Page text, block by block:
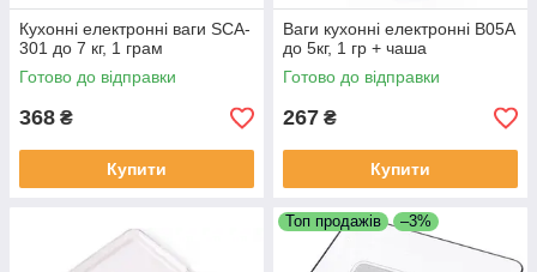
Кухонні електронні ваги SCA-
301 до 7 кг, 1 грам
Готово до відправки
368 ₴
Купити
Ваги кухонні електронні B05A
до 5кг, 1 гр + чаша
Готово до відправки
267 ₴
Купити
Топ продажів –3%